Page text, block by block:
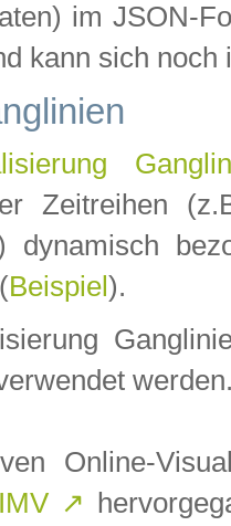
im JSON-
kann sich noch
Zeitreihen
dynamisch
Beispiel ).
Online-
↗